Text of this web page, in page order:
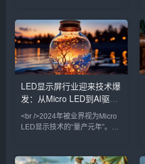
示屏，像素间距突破至P0.3以
下，亮度峰值达到10,000尼
特，而能耗较传统LED直显降低
约40%。更令人关注的是，巨量
转移良率首次突破99.9%，这意
味着长期阻碍Micro LED普及的
成本瓶颈正在瓦解。行业分析师
预测，到2026年，Micro LED在
LED显示屏行业迎来技术爆
发：从Micro LED到AI驱
动，产业格局正在重塑
<br />2024年被业界视为Micro
LED显示技术的“量产元年”。根
量转移与修复工艺的瓶颈，将